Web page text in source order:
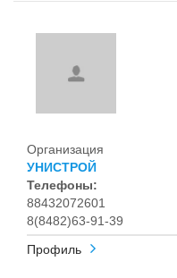
Организация
УНИСТРОЙ
Телефоны:
88432072601
8(8482)63-91-39
Профиль